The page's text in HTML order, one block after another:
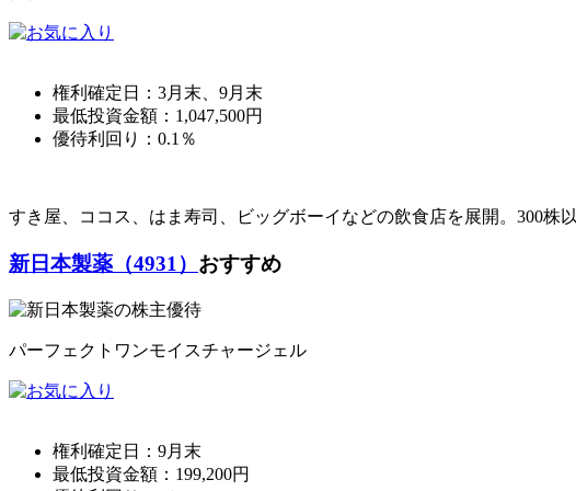
権利確定日： 3月末、9月末
最低投資金額： 1,047,500円
優待利回り： 0.1％
すき屋、ココス、はま寿司、ビッグボーイなどの飲食店を展開。300株
新日本製薬（4931） おすすめ
パーフェクトワンモイスチャージェル
権利確定日： 9月末
最低投資金額： 199,200円